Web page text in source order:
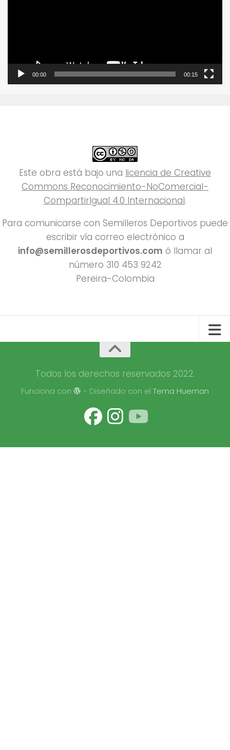
00:00 00:15
Este obra está bajo una licencia de Creative
Commons Reconocimiento-NoComercial-
CompartirIgual 4.0 Internacional.
Para comunicarse con Semilleros Deportivos puede
escribir vía correo electrónico a
info@semillerosdeportivos.com ó llamar al
número 310 453 9242
Pereira-Colombia
Todos los derechos reservados 2022.
Funciona con - Diseñado con el Tema Hueman